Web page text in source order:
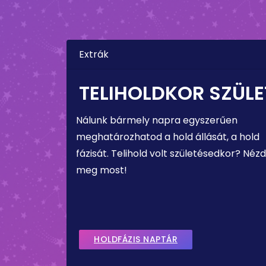
Extrák
TELIHOLDKOR
Nálunk bármely napra egyszerűen
meghatározhatod a hold állását, a hold
fázisát. Telihold volt születésedkor? Nézd
meg most!
HOLDFÁZIS NAPTÁR